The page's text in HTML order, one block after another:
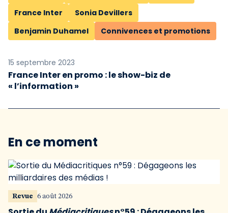
France Inter
Sonia Devillers
Benjamin Duhamel
Connivences et promotions
15 septembre 2023
France Inter en promo : le show-biz de
« l’information »
En ce moment
Revue 6 août 2026